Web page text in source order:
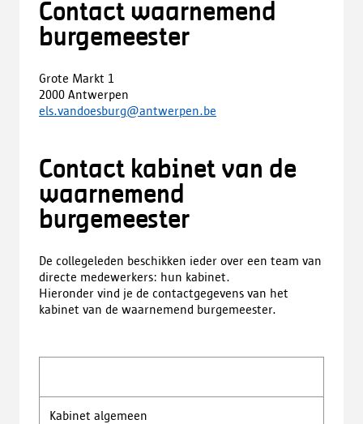
Contact waarnemend
burgemeester
Grote Markt 1
2000 Antwerpen
els.vandoesburg@antwerpen.be
Contact kabinet van de
waarnemend
burgemeester
De collegeleden beschikken ieder over een team van
directe medewerkers: hun kabinet.
Hieronder vind je de contactgegevens van het
kabinet van de waarnemend burgemeester.
Kabinet algemeen